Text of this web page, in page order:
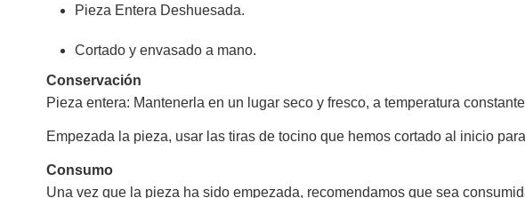
Pieza Entera Deshuesada.
Cortado y envasado a mano.
Conservación
Pieza entera: Mantenerla en un lugar seco y fresco, a temperatura
Empezada la pieza, usar las tiras de tocino que hemos cortado al inicio
Consumo
Una vez que la pieza ha sido empezada, recomendamos que sea